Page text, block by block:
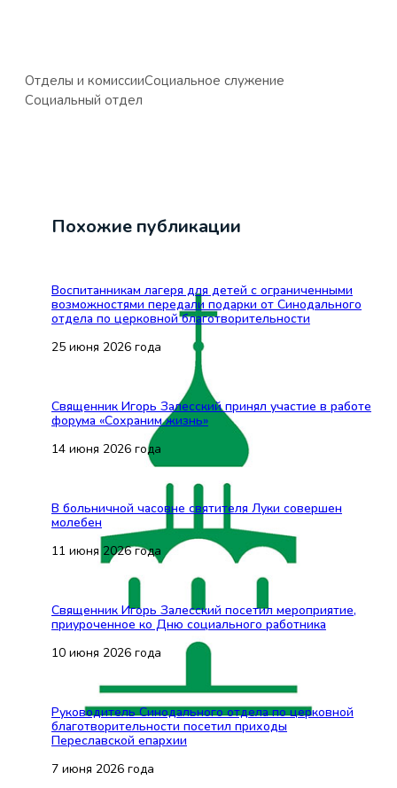
Отделы и комиссииСоциальное служение
Социальный отдел
Похожие публикации
Воспитанникам лагеря для детей с ограниченными
возможностями передали подарки от Синодального
отдела по церковной благотворительности
25 июня 2026 года
Священник Игорь Залесский принял участие в работе
форума «Сохраним жизнь»
14 июня 2026 года
В больничной часовне святителя Луки совершен
молебен
11 июня 2026 года
Священник Игорь Залесский посетил мероприятие,
приуроченное ко Дню социального работника
10 июня 2026 года
Руководитель Синодального отдела по церковной
благотворительности посетил приходы
Переславской епархии
7 июня 2026 года